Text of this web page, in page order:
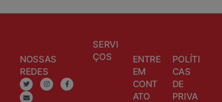
NOSSAS
REDES
SERVI
ÇOS
ENTRE
EM
CONT
ATO
POLÍTI
CAS
DE
PRIVA